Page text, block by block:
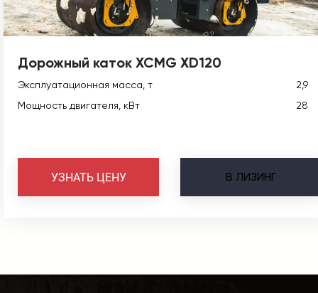
Дорожный каток XCMG XD120
Эксплуатационная масса, т
2,9
Мощность двигателя, кВт
28
В ЛИЗИНГ
УЗНАТЬ ЦЕНУ